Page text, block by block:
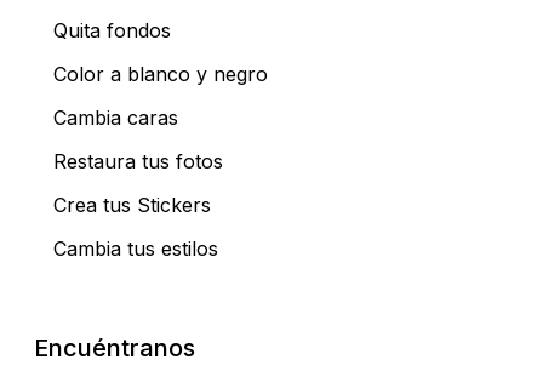
Quita fondos
Color a blanco y negro
Cambia caras
Restaura tus fotos
Crea tus Stickers
Cambia tus estilos
Encuéntranos